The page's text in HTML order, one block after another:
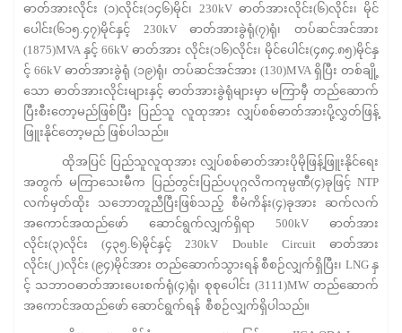
ဓာတ်အားလိုင်း (၁)လိုင်း(၁၄၆)မိုင်၊ 230kV ဓာတ်အားလိုင်း(၆)လိုင်း၊ မိုင်
ပေါင်း(၆၁၅.၄၇)မိုင်နှင့် 230kV ဓာတ်အားခွဲရုံ(၇)ရုံ၊ တပ်ဆင်အင်အား
(1875)MVA နှင့် 66kV ဓာတ်အား လိုင်း(၁၆)လိုင်း၊ မိုင်ပေါင်း(၄၈၄.၈၅)မိုင်နှ
င့် 66kV ဓာတ်အားခွဲရုံ (၁၉)ရုံ၊ တပ်ဆင်အင်အား (130)MVA ရှိပြီး တစ်ချို့
သော ဓာတ်အားလိုင်းများနှင့် ဓာတ်အားခွဲရုံများမှာ မကြာမှီ တည်ဆောက်
ပြီးစီးတော့မည်ဖြစ်ပြီး ပြည်သူ လူထုအား လျှပ်စစ်ဓာတ်အားပို့လွှတ်ဖြန့်
ဖြူးနိုင်တော့မည် ဖြစ်ပါသည်။
ထိုအပြင် ပြည်သူလူထုအား လျှပ်စစ်ဓာတ်အားပိုမိုဖြန့်ဖြူးနိုင်ရေး
အတွက် မကြာသေးမီက ပြည်တွင်းပြည်ပပုဂ္ဂလိကကုမ္ပဏီ(၄)ခုဖြင့် NTP
လက်မှတ်ထိုး သဘောတူညီပြီးဖြစ်သည့် စီမံကိန်း(၄)ခုအား ဆက်လက်
အကောင်အထည်ဖော် ဆောင်ရွက်လျှက်ရှိရာ 500kV ဓာတ်အား
လိုင်း(၃)လိုင်း (၄၃၅.၆)မိုင်နှင့် 230kV Double Circuit ဓာတ်အား
လိုင်း(၂)လိုင်း (၉၄)မိုင်အား တည်ဆောက်သွားရန် စီစဉ်လျှက်ရှိပြီး၊ LNG နှ
င့် သဘာဝဓာတ်အားပေးစက်ရုံ(၄)ရုံ၊ စုစုပေါင်း (3111)MW တည်ဆောက်
အကောင်အထည်ဖော် ဆောင်ရွက်ရန် စီစဉ်လျှက်ရှိပါသည်။